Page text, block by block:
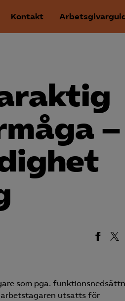
Kontakt
–
som pga.
arbetstagaren utsatts för